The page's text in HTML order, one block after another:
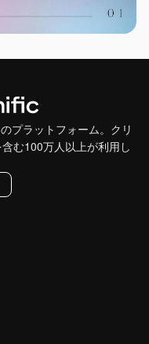
プラットフォーム。クリ
む100万人以上が利用し